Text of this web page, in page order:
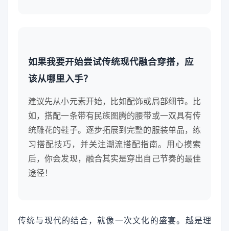
如果我要开始尝试传统现代融合穿搭，应
该从哪里入手？
建议先从小元素开始，比如配饰或局部细节。比
如，搭配一条带有民族图腾的腰带或一双具有传
统雕花的鞋子。逐步拓展到完整的服装单品，练
习搭配技巧，并关注潮流搭配指南。用心摸索
后，你会发现，融合其实是穿出自己节奏的最佳
途径！
传统与现代的结合，就像一次文化的盛宴。越是理